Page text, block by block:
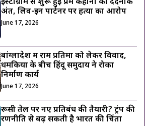
इंस्टाग्राम से शुरू हुई प्रेम कहानी का दर्दनाक
अंत, लिव-इन पार्टनर पर हत्या का आरोप
June 17, 2026
बांग्लादेश में राम प्रतिमा को लेकर विवाद,
धमकियों के बीच हिंदू समुदाय ने रोका
निर्माण कार्य
June 17, 2026
रूसी तेल पर नए प्रतिबंध की तैयारी? ट्रंप की
रणनीति से बढ़ सकती है भारत की चिंता